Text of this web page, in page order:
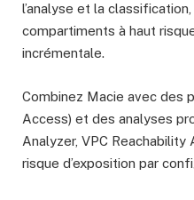
l’analyse et la
compartiments à haut
incrémentale.
Combinez Macie avec des
Access) et des analyses
Analyzer, VPC Reachability
risque d’exposition par